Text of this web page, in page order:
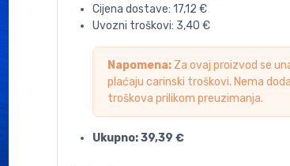
Cijena dostave: 17,12 €
Uvozni troškovi: 3,40 €
Napomena:Za ovaj proizvod se
plaćaju carinski troškovi. Nema
troškova prilikom preuzimanja.
Ukupno:39,39 €